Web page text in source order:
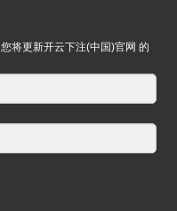
将更新开云下注(中国)官网 的